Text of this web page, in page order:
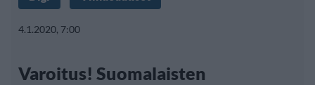
4.1.2020, 7:00
Varoitus! Suomalaisten